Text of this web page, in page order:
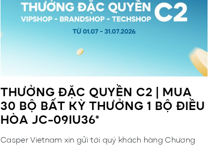
THƯỞNG ĐẶC QUYỀN C2 | MUA
30 BỘ BẤT KỲ THƯỞNG 1 BỘ ĐIỀU
HÒA JC-09IU36*
Casper Vietnam xin gửi tới quý khách hàng Chương